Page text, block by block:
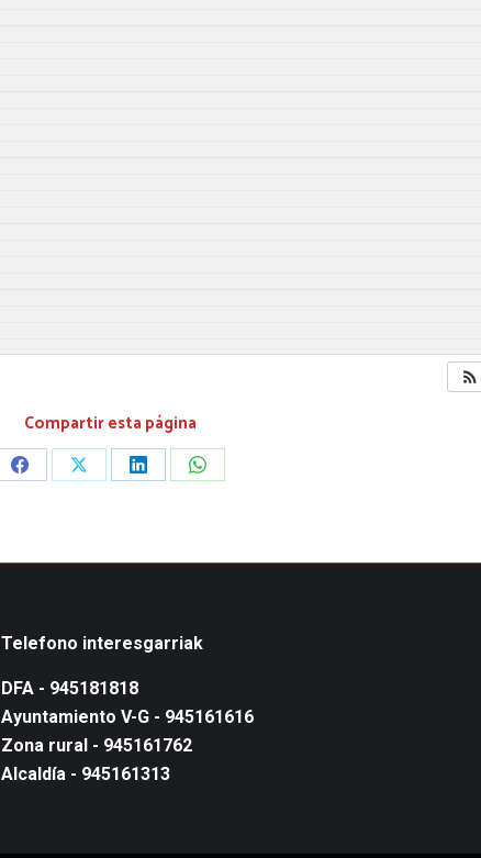
Compartir esta página
Share Share Share Share
Telefono interesgarriak
DFA - 945181818
Ayuntamiento V-G - 945161616
Zona rural - 945161762
Alcaldía - 945161313